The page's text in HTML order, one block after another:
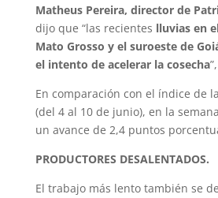
Matheus Pereira, director de
dijo que “las recientes lluvias en
Mato Grosso y el suroeste de
el intento de acelerar la cosecha
En comparación con el índice de
(del 4 al 10 de junio), en la
un avance de 2,4 puntos
PRODUCTORES DESALENTADOS.
El trabajo más lento también se